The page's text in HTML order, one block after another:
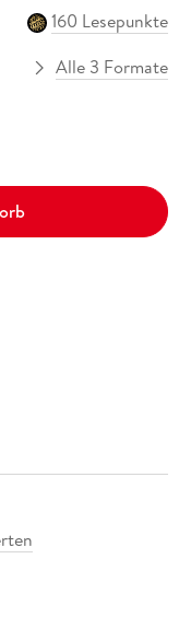
160 Lesepunkte
Alle 3 Formate